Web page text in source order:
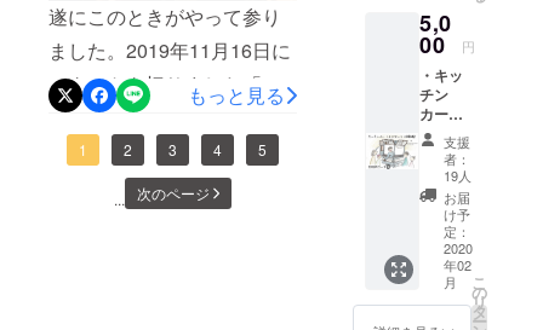
みに行くなどなど。僕から
もみなさんを巻き込んでい
きますし、ぜひみなさんの
活動にも僕やKokage
Kitchenを巻き込んでいって
ください。いつでもお待ち
たよ。私も注文したけど一
時間以上まってました。お
世辞抜きおいしかった。こ
んなに頑張っている草太君
を応援せずにはいられませ
ん。どうか意をくんでいた
だき大島草太君に力をお貸
られ、集まった金額の重み
を、改めて今感じていま
す。そして、ここから皆様
ございます。 私たちKokage
Kitchenは、プロジェクト期
遂にこのときがやって参り
ました。2019年11月16日に
スタートを切りました「福
島県川内村の魅力をのせて
旅するワッフル屋さん、
キッチンカーをつくるの
もっと見る
1 2 3 4 5
... 次のページ
円分の
商品券
と、オ
リジナ
ルス
テッ
カー、
心を込
めたサ
ンクス
レター
をお送
りしま
す。 ※
指定住
所へお
5,0
00 円
・キッ
チン
カーで1
日ス
タッフ
として
お手伝
いでき
る権利
・オリ
ジナル
ステッ
カー ・
支援
者：
19人
お届
け予
定：
2020
年02
月
こ
の
リ
タ
ー